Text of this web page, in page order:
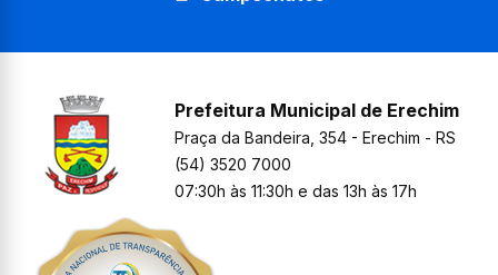
Prefeitura Municipal de Erechim
Praça da Bandeira, 354 - Erechim - RS
(54) 3520 7000
07:30h às 11:30h e das 13h às 17h